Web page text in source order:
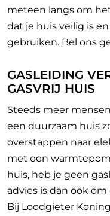
meteen langs om
dat je huis veilig is
gebruiken. Bel ons
GASLEIDING
GASVRIJ HUIS
Steeds meer
een duurzaam huis
overstappen naar
met een
huis, heb je geen
advies is dan ook
Bij Loodgieter